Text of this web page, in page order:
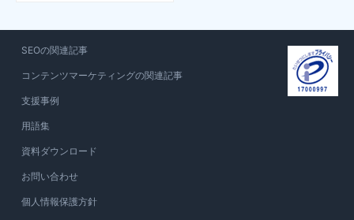
SEOの関連記事
コンテンツマーケティングの関連記事
支援事例
用語集
資料ダウンロード
お問い合わせ
個人情報保護方針